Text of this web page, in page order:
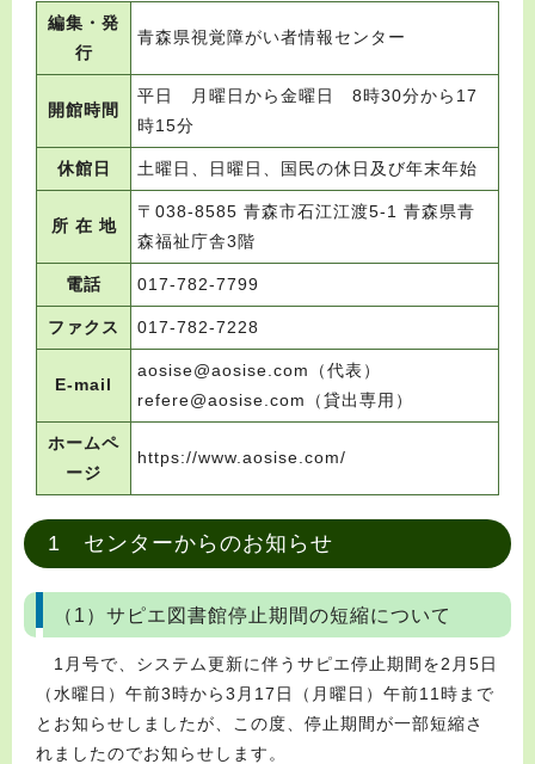
編集・発
行
青森県視覚障がい者情報センター
開館時間
平日 月曜日から金曜日 8時30分から17
時15分
休館日 土曜日、日曜日、国民の休日及び年末年始
所 在 地
〒038-8585 青森市石江江渡5-1 青森県青
森福祉庁舎3階
電話 017-782-7799
ファクス 017-782-7228
E-mail
aosise@aosise.com（代表）
refere@aosise.com（貸出専用）
ホームペ
ージ
https://www.aosise.com/
1 センターからのお知らせ
（1）サピエ図書館停止期間の短縮について
1月号で、システム更新に伴うサピエ停止期間を2月5日
（水曜日）午前3時から3月17日（月曜日）午前11時まで
とお知らせしましたが、この度、停止期間が一部短縮さ
れましたのでお知らせします。